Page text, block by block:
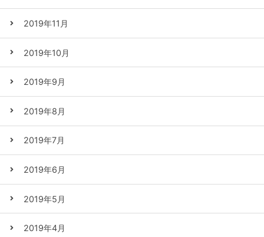
2019年11月
2019年10月
2019年9月
2019年8月
2019年7月
2019年6月
2019年5月
2019年4月